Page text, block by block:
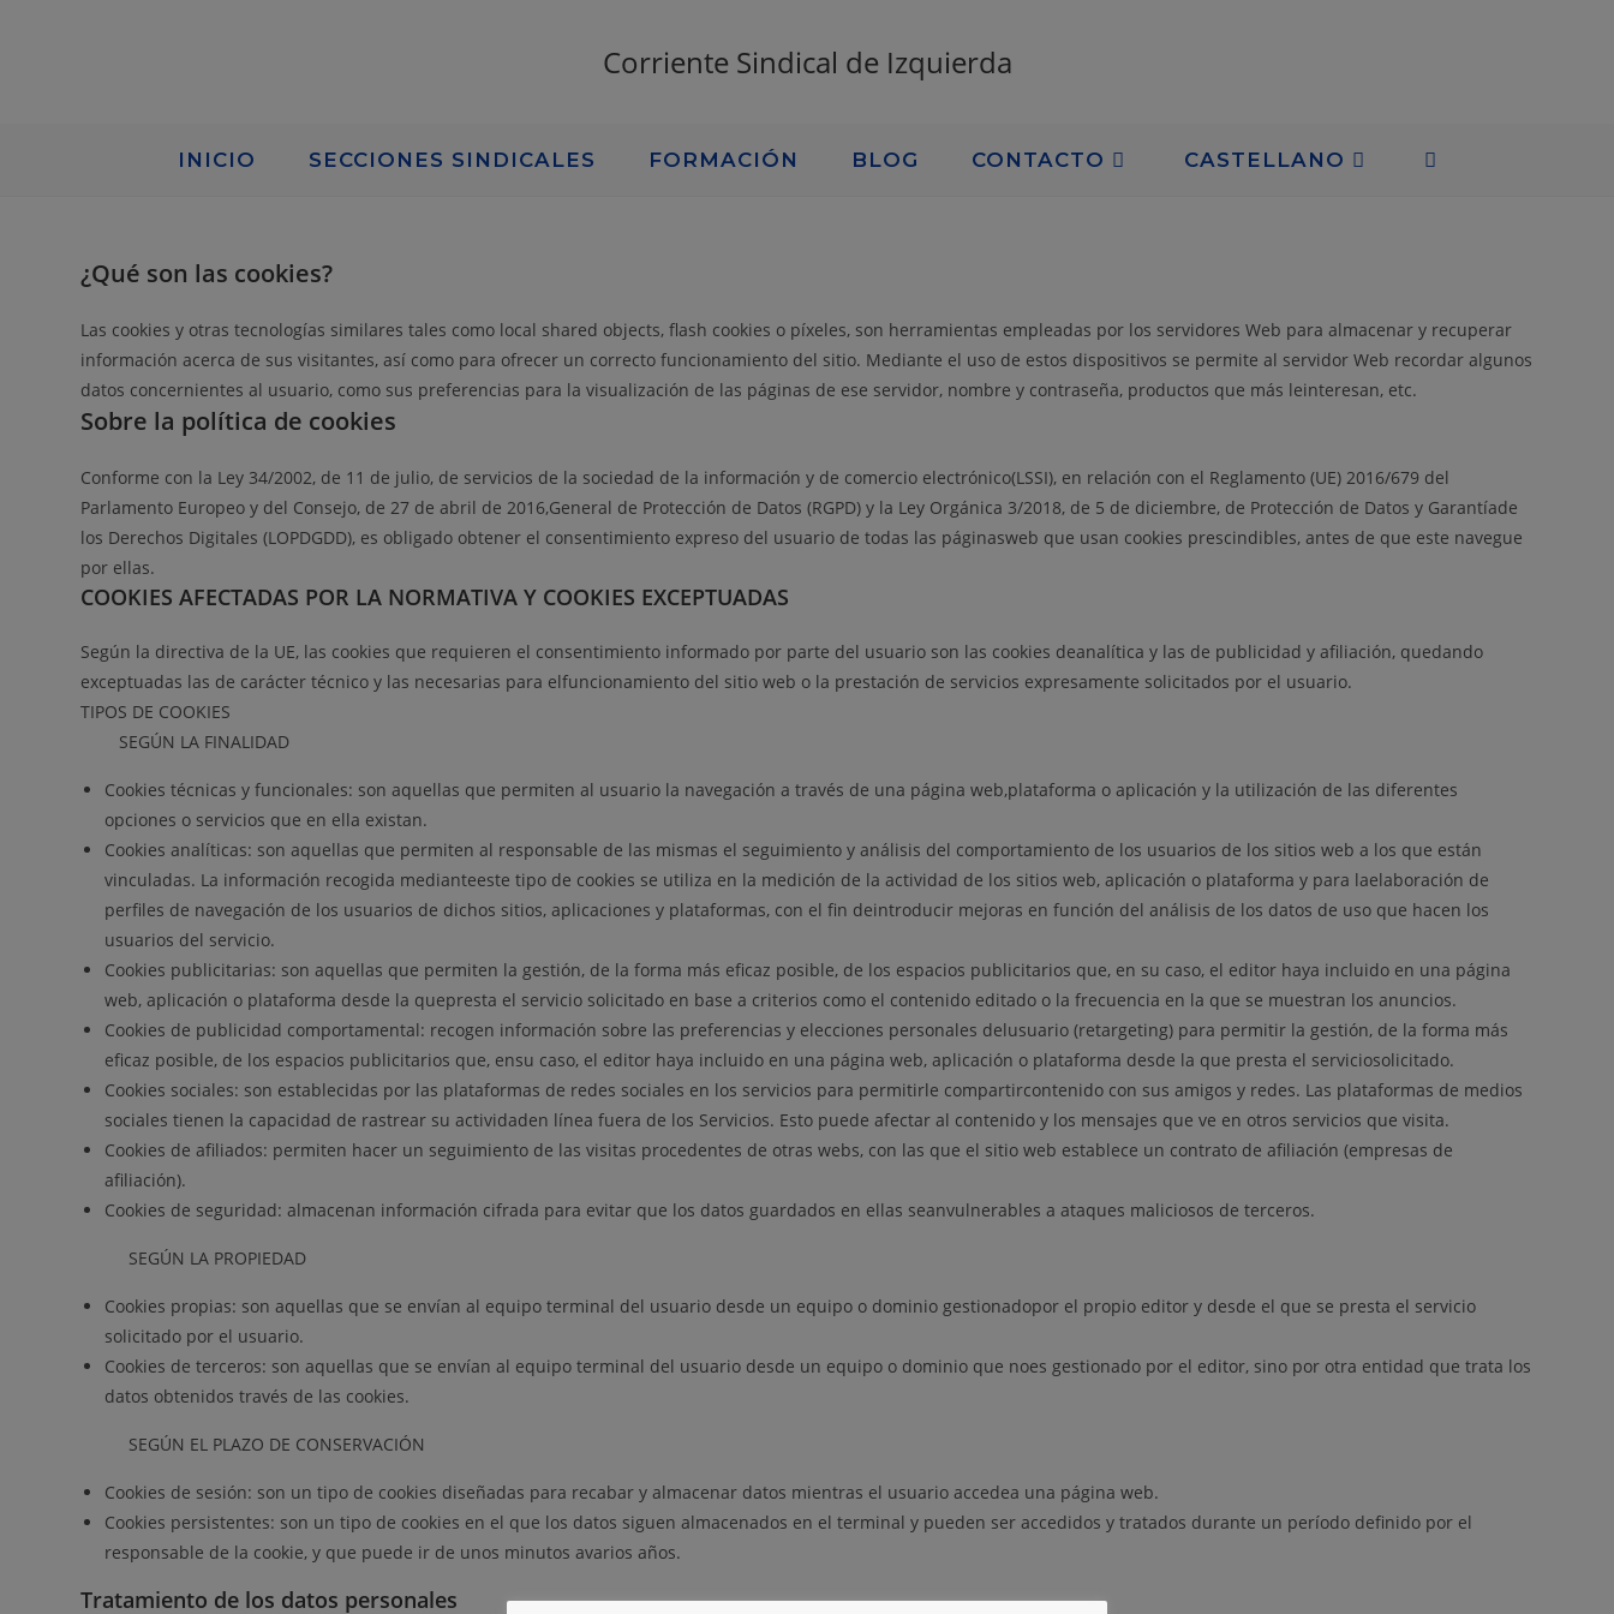
Corriente Sindical de Izquierda
INICIO SECCIONES SINDICALES FORMACIÓN BLOG CONTACTO CASTELLANO
¿Qué son las cookies?
Las cookies y otras tecnologías similares tales como local shared objects, flash cookies o píxeles, son herramientas empleadas por los servidores Web para almacenar y recuperar
información acerca de sus visitantes, así como para ofrecer un correcto funcionamiento del sitio. Mediante el uso de estos dispositivos se permite al servidor Web recordar algunos
datos concernientes al usuario, como sus preferencias para la visualización de las páginas de ese servidor, nombre y contraseña, productos que más leinteresan, etc.
Sobre la política de cookies
Conforme con la Ley 34/2002, de 11 de julio, de servicios de la sociedad de la información y de comercio electrónico(LSSI), en relación con el Reglamento (UE) 2016/679 del
Parlamento Europeo y del Consejo, de 27 de abril de 2016,General de Protección de Datos (RGPD) y la Ley Orgánica 3/2018, de 5 de diciembre, de Protección de Datos y Garantíade
los Derechos Digitales (LOPDGDD), es obligado obtener el consentimiento expreso del usuario de todas las páginasweb que usan cookies prescindibles, antes de que este navegue
por ellas.
COOKIES AFECTADAS POR LA NORMATIVA Y COOKIES EXCEPTUADAS
Según la directiva de la UE, las cookies que requieren el consentimiento informado por parte del usuario son las cookies deanalítica y las de publicidad y afiliación, quedando
exceptuadas las de carácter técnico y las necesarias para elfuncionamiento del sitio web o la prestación de servicios expresamente solicitados por el usuario.
TIPOS DE COOKIES
SEGÚN LA FINALIDAD
Cookies técnicas y funcionales: son aquellas que permiten al usuario la navegación a través de una página web,plataforma o aplicación y la utilización de las diferentes
opciones o servicios que en ella existan.
Cookies analíticas: son aquellas que permiten al responsable de las mismas el seguimiento y análisis del comportamiento de los usuarios de los sitios web a los que están
vinculadas. La información recogida medianteeste tipo de cookies se utiliza en la medición de la actividad de los sitios web, aplicación o plataforma y para laelaboración de
perfiles de navegación de los usuarios de dichos sitios, aplicaciones y plataformas, con el fin deintroducir mejoras en función del análisis de los datos de uso que hacen los
usuarios del servicio.
Cookies publicitarias: son aquellas que permiten la gestión, de la forma más eficaz posible, de los espacios publicitarios que, en su caso, el editor haya incluido en una página
web, aplicación o plataforma desde la quepresta el servicio solicitado en base a criterios como el contenido editado o la frecuencia en la que se muestran los anuncios.
Cookies de publicidad comportamental: recogen información sobre las preferencias y elecciones personales delusuario (retargeting) para permitir la gestión, de la forma más
eficaz posible, de los espacios publicitarios que, ensu caso, el editor haya incluido en una página web, aplicación o plataforma desde la que presta el serviciosolicitado.
Cookies sociales: son establecidas por las plataformas de redes sociales en los servicios para permitirle compartircontenido con sus amigos y redes. Las plataformas de medios
sociales tienen la capacidad de rastrear su actividaden línea fuera de los Servicios. Esto puede afectar al contenido y los mensajes que ve en otros servicios que visita.
Cookies de afiliados: permiten hacer un seguimiento de las visitas procedentes de otras webs, con las que el sitio web establece un contrato de afiliación (empresas de
afiliación).
Cookies de seguridad: almacenan información cifrada para evitar que los datos guardados en ellas seanvulnerables a ataques maliciosos de terceros.
SEGÚN LA PROPIEDAD
Cookies propias: son aquellas que se envían al equipo terminal del usuario desde un equipo o dominio gestionadopor el propio editor y desde el que se presta el servicio
solicitado por el usuario.
Cookies de terceros: son aquellas que se envían al equipo terminal del usuario desde un equipo o dominio que noes gestionado por el editor, sino por otra entidad que trata los
datos obtenidos través de las cookies.
SEGÚN EL PLAZO DE CONSERVACIÓN
Cookies de sesión: son un tipo de cookies diseñadas para recabar y almacenar datos mientras el usuario accedea una página web.
Cookies persistentes: son un tipo de cookies en el que los datos siguen almacenados en el terminal y pueden ser accedidos y tratados durante un período definido por el
responsable de la cookie, y que puede ir de unos minutos avarios años.
Tratamiento de los datos personales